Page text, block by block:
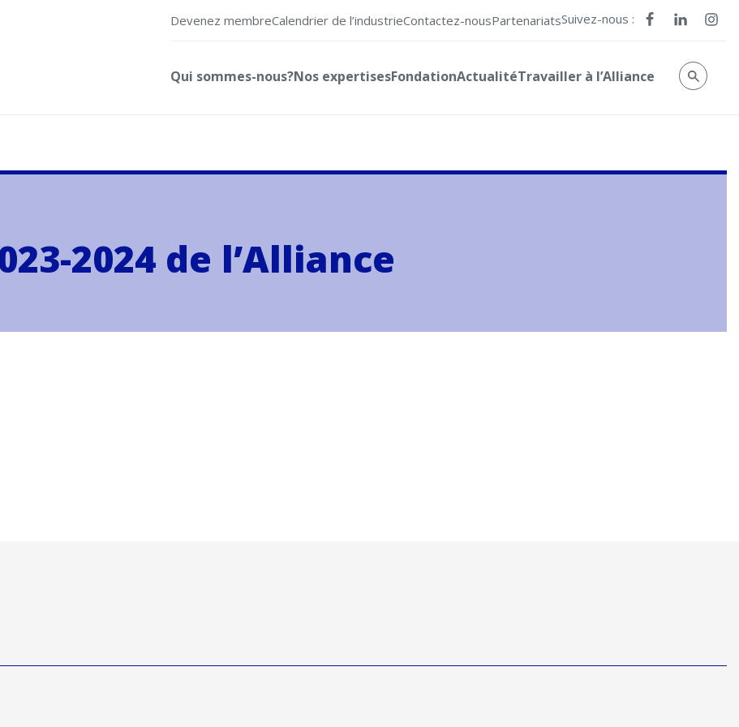
Devenez membreCalendrier de l’industrieContactez-nousPartenariatsSuivez-nous :
Qui sommes-nous?Nos expertisesFondationActualitéTravailler à l’Alliance
2024 de l’Alliance